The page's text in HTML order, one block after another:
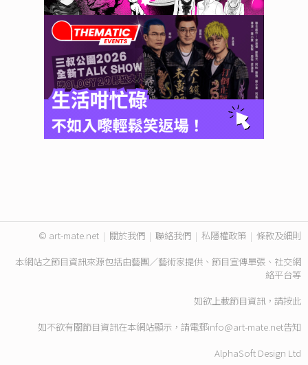
© art-mate.net | 關於我們 | 聯絡我們 | 私隱權政策 | 條款及細則
本網站之節目資訊來源包括由藝團／藝術家提供、節目宣傳單張、社交網
絡平台等
如欲上載節目資訊，請按此
如不欲有關節目資訊在本網站顯示，請電郵info@art-mate.net告知
AlphaSoft Design Ltd